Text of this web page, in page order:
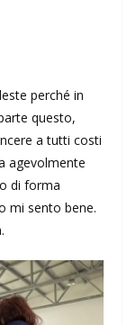
perché in
questo,
a tutti costi
agevolmente
di forma
mi sento bene.